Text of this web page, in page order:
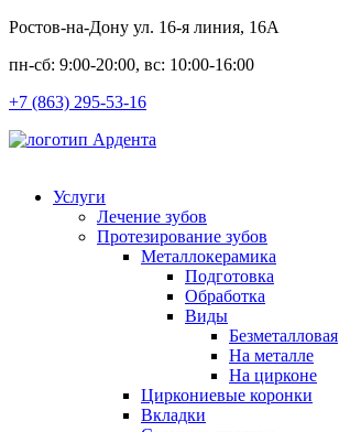
Ростов-на-Дону ул. 16-я линия, 16А
пн-сб: 9:00-20:00, вс: 10:00-16:00
+7 (863) 295-53-16
Услуги
Лечение зубов
Протезирование зубов
Металлокерамика
Подготовка
Обработка
Виды
Безметалловая
На металле
На цирконе
Циркониевые коронки
Вкладки